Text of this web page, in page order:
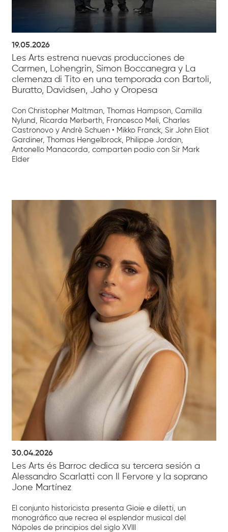
19.05.2026
Les Arts estrena nuevas producciones de
Carmen, Lohengrin, Simon Boccanegra y La
clemenza di Tito en una temporada con Bartoli,
Buratto, Davidsen, Jaho y Oropesa
Con Christopher Maltman, Thomas Hampson, Camilla
Nylund, Ricarda Merberth, Francesco Meli, Charles
Castronovo y Andrè Schuen • Mikko Franck, Sir John Eliot
Gardiner, Thomas Hengelbrock, Philippe Jordan,
Antonello Manacorda, comparten podio con Sir Mark
Elder
30.04.2026
Les Arts és Barroc dedica su tercera sesión a
Alessandro Scarlatti con Il Fervore y la soprano
Jone Martínez
El conjunto historicista presenta Gioie e diletti, un
monográfico que recrea el esplendor musical del
Nápoles de principios del siglo XVIII